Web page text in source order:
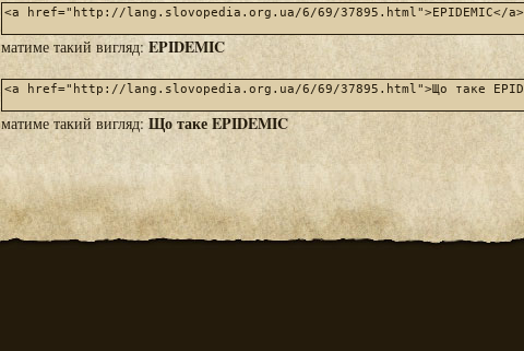
матиме такий вигляд:EPIDEMIC
матиме такий вигляд: Що таке EPIDEMIC